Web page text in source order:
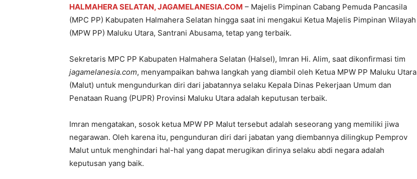
HALMAHERA SELATAN, JAGAMELANESIA.COM – Majelis Pimpinan Cabang Pemuda Pancasila
(MPC PP) Kabupaten Halmahera Selatan hingga saat ini mengakui Ketua Majelis Pimpinan Wilayah
(MPW PP) Maluku Utara, Santrani Abusama, tetap yang terbaik.
Sekretaris MPC PP Kabupaten Halmahera Selatan (Halsel), Imran Hi. Alim, saat dikonfirmasi tim
jagamelanesia.com, menyampaikan bahwa langkah yang diambil oleh Ketua MPW PP Maluku Utara
(Malut) untuk mengundurkan diri dari jabatannya selaku Kepala Dinas Pekerjaan Umum dan
Penataan Ruang (PUPR) Provinsi Maluku Utara adalah keputusan terbaik.
Imran mengatakan, sosok ketua MPW PP Malut tersebut adalah seseorang yang memiliki jiwa
negarawan. Oleh karena itu, pengunduran diri dari jabatan yang diembannya dilingkup Pemprov
Malut untuk menghindari hal-hal yang dapat merugikan dirinya selaku abdi negara adalah
keputusan yang baik.